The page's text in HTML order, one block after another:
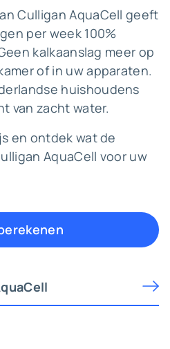
Culligan AquaCell geeft
per week 100%
kalkaanslag meer op
of in uw apparaten.
huishoudens
van zacht water.
en ontdek wat de
AquaCell voor uw